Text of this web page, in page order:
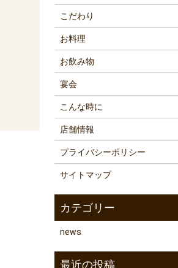
こだわり
お料理
お飲み物
宴会
こんな時に
店舗情報
プライバシーポリシー
サイトマップ
news